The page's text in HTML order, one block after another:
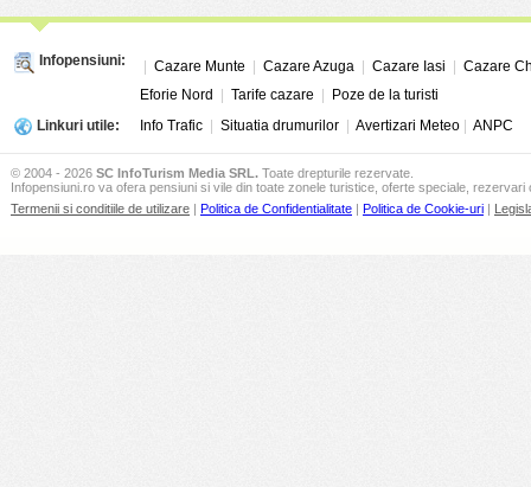
Infopensiuni: Cazare Munte Cazare Azuga Cazare Iasi
Cazare
Eforie Nord
Tarife cazare
Poze de la turisti
Linkuri utile:
Info Trafic Situatia drumurilor Avertizari Meteo ANPC
© 2004 - 2026 SC InfoTurism Media SRL. Toate drepturile rezervate.
Infopensiuni.ro va ofera pensiuni si vile din toate zonele turistice, oferte speciale, rezervari
Termenii si conditiile de utilizare | Politica de Confidentialitate | Politica de Cookie-uri |